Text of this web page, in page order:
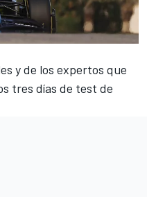
y de los expertos que
tres días de test de